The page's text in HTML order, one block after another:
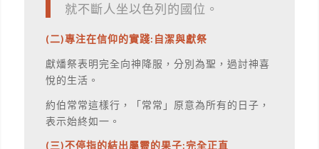
就不斷人坐以色列的國位。
(二)專注在信仰的實踐:自潔與獻祭
獻燔祭表明完全向神降服，分別為聖，過討神喜
悅的生活。
約伯常常這樣行，「常常」原意為所有的日子，
表示始終如一。
(三)不停指的結出屬靈的果子:完全正直